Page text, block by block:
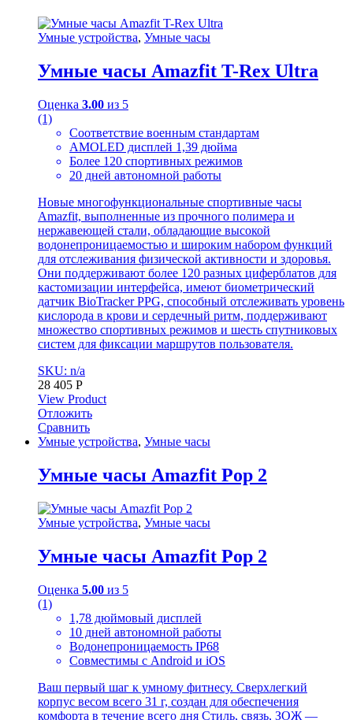
Умные устройства, Умные часы
Умные часы Amazfit T-Rex Ultra
Оценка 3.00 из 5
(1)
Соответствие военным стандартам
AMOLED дисплей 1,39 дюйма
Более 120 спортивных режимов
20 дней автономной работы
Новые многофункциональные спортивные часы
Amazfit, выполненные из прочного полимера и
нержавеющей стали, обладающие высокой
водонепроницаемостью и широким набором функций
для отслеживания физической активности и здоровья.
Они поддерживают более 120 разных циферблатов для
кастомизации интерфейса, имеют биометрический
датчик BioTracker PPG, способный отслеживать уровень
кислорода в крови и сердечный ритм, поддерживают
множество спортивных режимов и шесть спутниковых
систем для фиксации маршрутов пользователя.
SKU: n/a
28 405 Р
View Product
Отложить
Сравнить
Умные устройства, Умные часы
Умные часы Amazfit Pop 2
Умные устройства, Умные часы
Умные часы Amazfit Pop 2
Оценка 5.00 из 5
(1)
1,78 дюймовый дисплей
10 дней автономной работы
Водонепроницаемость IP68
Совместимы с Android и iOS
Ваш первый шаг к умному фитнесу. Сверхлегкий
корпус весом всего 31 г, создан для обеспечения
комфорта в течение всего дня Стиль, связь, ЗОЖ —